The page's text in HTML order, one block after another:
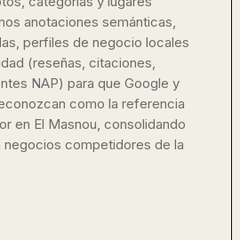
anotaciones semánticas,
perfiles de negocio locales
(reseñas, citaciones,
NAP) para que Google y
como la referencia
en El Masnou, consolidando
negocios competidores de la